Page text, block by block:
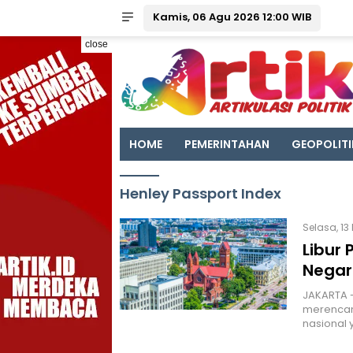
Kamis, 06 Agu 2026 12:00 WIB
close
HOME PEMERINTAHAN
Henley Passport Index
Selasa, 13
Libur
nasional